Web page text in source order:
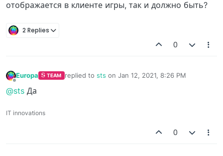
отображается в клиенте игры, так и должно быть?
2 Replies
0
Offline
Europa TEAM replied to sts on Jan 12, 2021, 8:26 PM
last edited by
@sts Да
IT innovations
0